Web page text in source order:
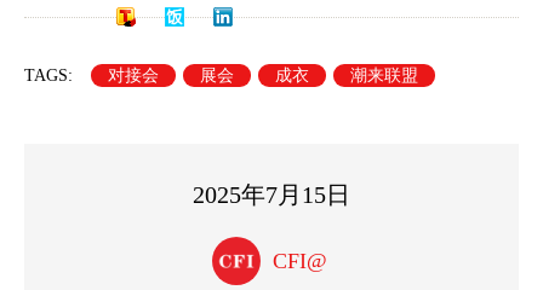
TAGS: 对接会 展会 成衣 潮来联盟
2025年7月15日
CFI@